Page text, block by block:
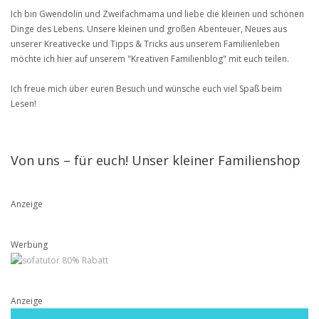
Ich bin Gwendolin und Zweifachmama und liebe die kleinen und schönen
Dinge des Lebens. Unsere kleinen und großen Abenteuer, Neues aus
unserer Kreativecke und Tipps & Tricks aus unserem Familienleben
möchte ich hier auf unserem "Kreativen Familienblog" mit euch teilen.
Ich freue mich über euren Besuch und wünsche euch viel Spaß beim
Lesen!
Von uns – für euch! Unser kleiner Familienshop
Anzeige
Werbung
Anzeige